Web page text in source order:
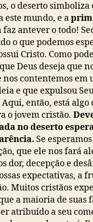
o deserto
este mundo, e a
antever o todo!
o que podemos
Cristo. Como
Deus deseja que
nos contentemos em
e que expulsou
Aqui, então, está algo
o jovem cristão.
no deserto
Se
que ele nos fará
dor, decepção e
expectativas, a
Muitos cristãos
a maioria de suas
atribuído a seu